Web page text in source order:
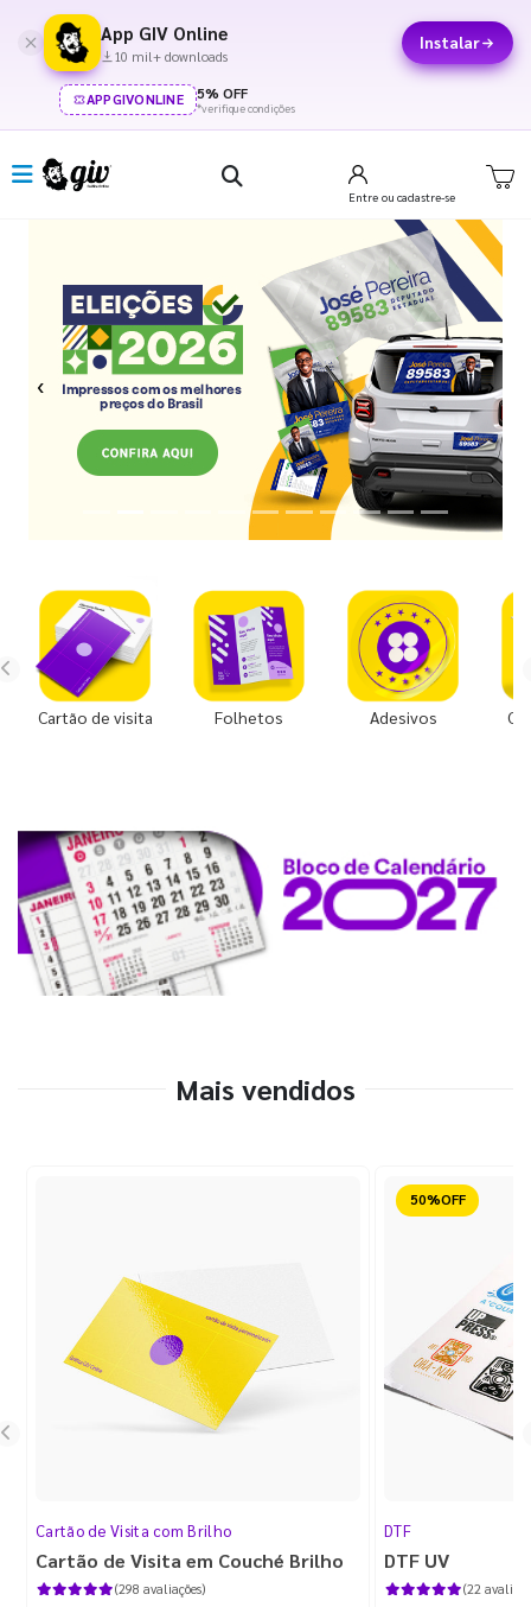
App GIV Online
10 mil+ downloads
Instalar
APPGIVONLINE 5% OFF
*verifique condições
Entre ou cadastre-se
Previous Next
Cartão de visita Folhetos Adesivos
Mais vendidos
Cartão de Visita com Brilho
Cartão de Visita em Couché Brilho
(298 avaliações)
Reduzido
DTF
DTF UV
(22